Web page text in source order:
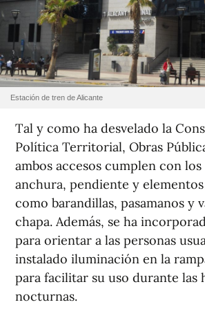
Estación de tren de Alicante
Tal y como ha desvelado la
Política Territorial, Obras
ambos accesos cumplen con los
anchura, pendiente y
como barandillas, pasamanos y
chapa. Además, se ha
para orientar a las personas
instalado iluminación en la
para facilitar su uso durante las
nocturnas.